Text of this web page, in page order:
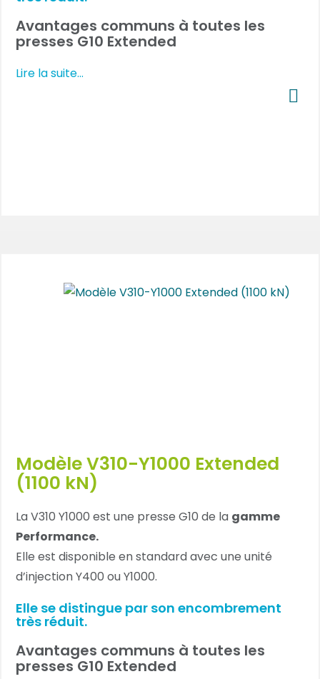
Avantages communs à toutes les
presses G10 Extended
Lire la suite...
Modèle V310-Y1000 Extended
(1100 kN)
La V310 Y1000 est une presse G10 de la gamme
Performance.
Elle est disponible en standard avec une unité
d’injection Y400 ou Y1000.
Elle se distingue par son encombrement
très réduit.
Avantages communs à toutes les
presses G10 Extended